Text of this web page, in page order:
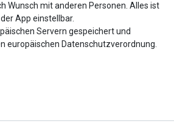
Wunsch mit anderen Personen. Alles ist
App einstellbar.
Servern gespeichert und
europäischen Datenschutzverordnung.